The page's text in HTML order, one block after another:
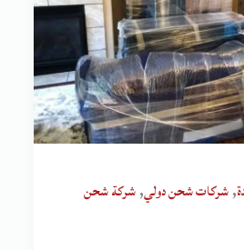
,شركات شحن دولي,شركة شحن